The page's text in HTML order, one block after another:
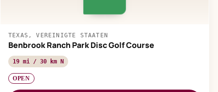
TEXAS, VEREINIGTE STAATEN
Benbrook Ranch Park Disc Golf Course
19 mi / 30 km N
OPEN